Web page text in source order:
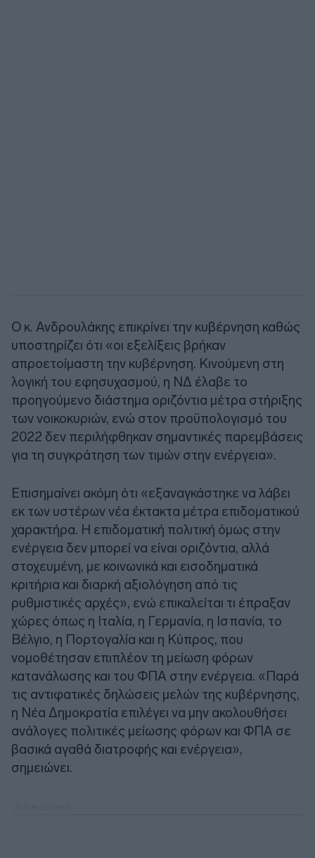
Ο κ. Ανδρουλάκης επικρίνει την κυβέρνηση καθώς
υποστηρίζει ότι «οι εξελίξεις βρήκαν
απροετοίμαστη την κυβέρνηση. Κινούμενη στη
λογική του εφησυχασμού, η ΝΔ έλαβε το
προηγούμενο διάστημα οριζόντια μέτρα στήριξης
των νοικοκυριών, ενώ στον προϋπολογισμό του
2022 δεν περιλήφθηκαν σημαντικές παρεμβάσεις
για τη συγκράτηση των τιμών στην ενέργεια».
Επισημαίνει ακόμη ότι «εξαναγκάστηκε να λάβει
εκ των υστέρων νέα έκτακτα μέτρα επιδοματικού
χαρακτήρα. Η επιδοματική πολιτική όμως στην
ενέργεια δεν μπορεί να είναι οριζόντια, αλλά
στοχευμένη, με κοινωνικά και εισοδηματικά
κριτήρια και διαρκή αξιολόγηση από τις
ρυθμιστικές αρχές», ενώ επικαλείται τι έπραξαν
χώρες όπως η Ιταλία, η Γερμανία, η Ισπανία, το
Βέλγιο, η Πορτογαλία και η Κύπρος, που
νομοθέτησαν επιπλέον τη μείωση φόρων
κατανάλωσης και του ΦΠΑ στην ενέργεια. «Παρά
τις αντιφατικές δηλώσεις μελών της κυβέρνησης,
η Νέα Δημοκρατία επιλέγει να μην ακολουθήσει
ανάλογες πολιτικές μείωσης φόρων και ΦΠΑ σε
βασικά αγαθά διατροφής και ενέργεια»,
σημειώνει.